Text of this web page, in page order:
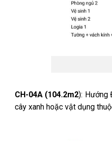
CH-04A (104.2m2): Hướng
cây xanh hoặc vật dụng